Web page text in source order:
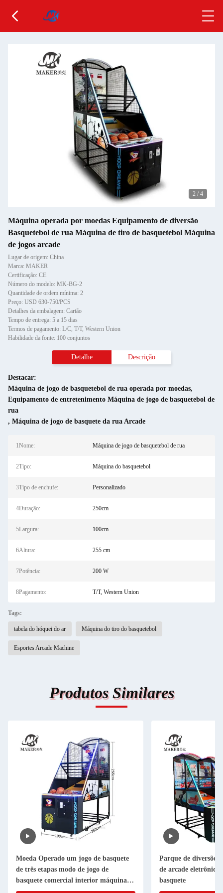
2 / 4
Máquina operada por moedas Equipamento de diversão
Basquetebol de rua Máquina de tiro de basquetebol Máquina
de jogos arcade
Lugar de origem: China
Marca: MAKER
Certificação: CE
Número do modelo: MK-BG-2
Quantidade de ordem mínima: 2
Preço: USD 630-750/PCS
Detalhes da embalagem: Cartão
Tempo de entrega: 5 a 15 dias
Termos de pagamento: L/C, T/T, Western Union
Habilidade da fonte: 100 conjuntos
Detalhe Descrição
Destacar:
Máquina de jogo de basquetebol de rua operada por moedas,
Equipamento de entretenimento Máquina de jogo de basquetebol de
rua
, Máquina de jogo de basquete da rua Arcade
1Nome: Máquina de jogo de basquetebol de rua
2Tipo: Máquina do basquetebol
3Tipo de enchufe: Personalizado
4Duração: 250cm
5Largura: 100cm
6Altura: 255 cm
7Potência: 200 W
8Pagamento: T/T, Western Union
Tags:
tabela do hóquei do ar Máquina do tiro do basquetebol
Esportes Arcade Machine
Produtos Similares
Moeda Operado um jogo de basquete
de três etapas modo de jogo de
basquete comercial interior máquina
de jogo de arcade
Parque de diversões
de arcade eletrônica
basquete